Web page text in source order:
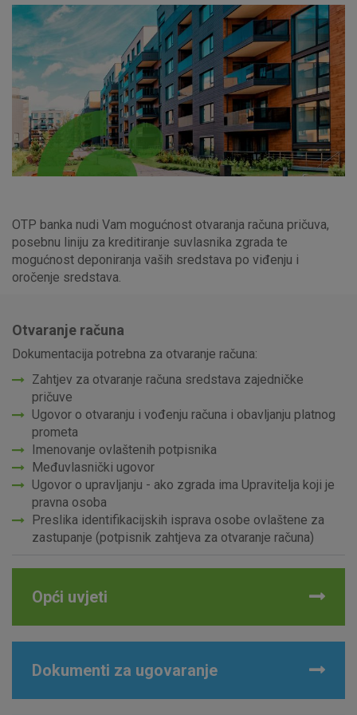
OTP banka nudi Vam mogućnost otvaranja računa pričuva,
posebnu liniju za kreditiranje suvlasnika zgrada te
mogućnost deponiranja vaših sredstava po viđenju i
oročenje sredstava.
Otvaranje računa
Dokumentacija potrebna za otvaranje računa:
Zahtjev za otvaranje računa sredstava zajedničke
pričuve
Ugovor o otvaranju i vođenju računa i obavljanju platnog
prometa
Imenovanje ovlaštenih potpisnika
Međuvlasnički ugovor
Ugovor o upravljanju - ako zgrada ima Upravitelja koji je
pravna osoba
Preslika identifikacijskih isprava osobe ovlaštene za
zastupanje (potpisnik zahtjeva za otvaranje računa)
Opći uvjeti
Dokumenti za ugovaranje